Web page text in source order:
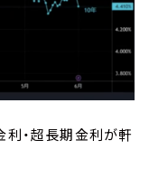
利・超長期金利が軒